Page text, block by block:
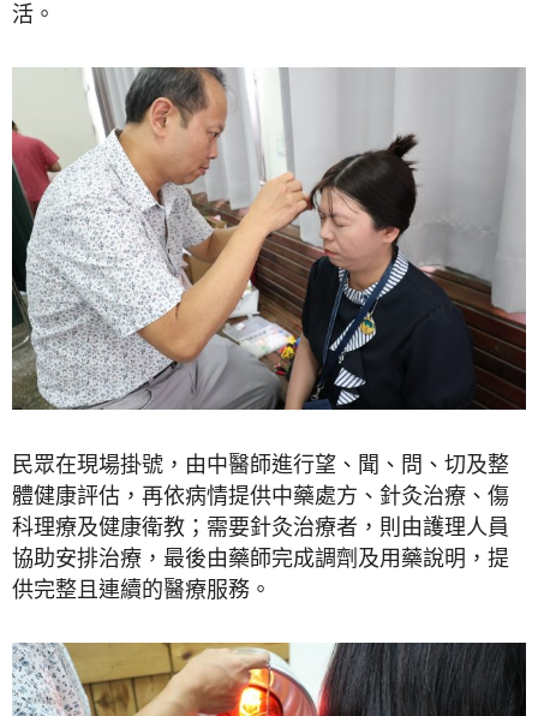
活。
民眾在現場掛號，由中醫師進行望、聞、問、切及整
體健康評估，再依病情提供中藥處方、針灸治療、傷
科理療及健康衛教；需要針灸治療者，則由護理人員
協助安排治療，最後由藥師完成調劑及用藥說明，提
供完整且連續的醫療服務。